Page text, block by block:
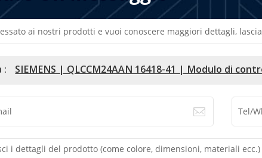
ai nostri prodotti e vuoi conoscere maggiori dettagli,
: SIEMENS | QLCCM24AAN 16418-41 | Modulo di